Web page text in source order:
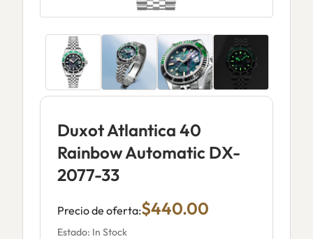
Duxot Atlantica 40
Rainbow Automatic DX-
2077-33
Precio de oferta:$440.00
Estado: In Stock